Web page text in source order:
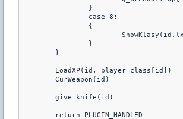
                case 8: